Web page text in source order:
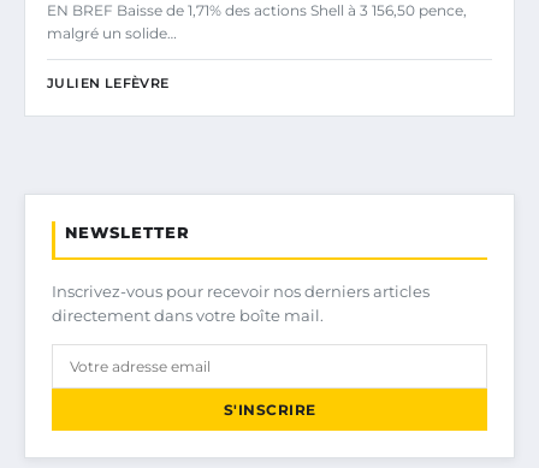
EN BREF Baisse de 1,71% des actions Shell à 3 156,50 pence,
malgré un solide…
JULIEN LEFÈVRE
NEWSLETTER
Inscrivez-vous pour recevoir nos derniers articles
directement dans votre boîte mail.
S'INSCRIRE